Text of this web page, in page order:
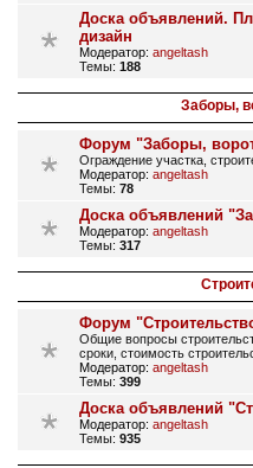
Доска объявлений.
дизайн
Модератор: angeltash
Темы: 188
Заборы,
Форум "Заборы,
Ограждение участка,
Модератор: angeltash
Темы: 78
Доска объявлений
Модератор: angeltash
Темы: 317
Форум
Общие вопросы
сроки, стоимость
Модератор: angeltash
Темы: 399
Доска объявлений
Модератор: angeltash
Темы: 935